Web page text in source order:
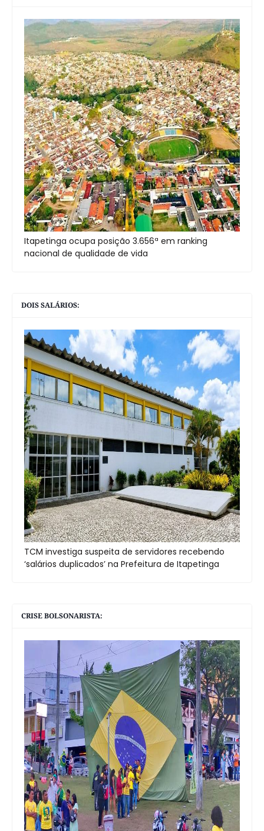
Itapetinga ocupa posição 3.656ª em ranking
nacional de qualidade de vida
DOIS SALÁRIOS:
TCM investiga suspeita de servidores recebendo
‘salários duplicados’ na Prefeitura de Itapetinga
CRISE BOLSONARISTA: